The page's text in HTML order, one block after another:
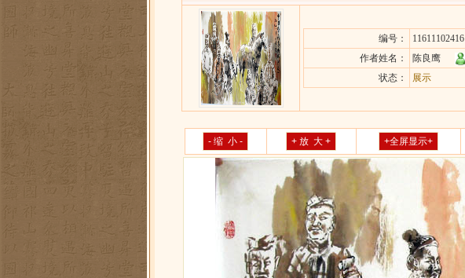
编号：
11611102416
作者姓名：
陈良鹰
状态： 展示